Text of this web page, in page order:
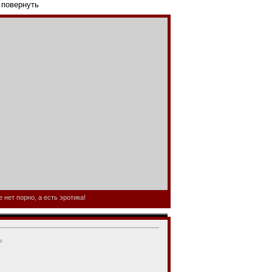
порно, а есть эротика!